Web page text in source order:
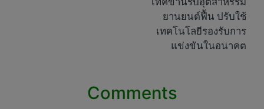
ยานยนต์ฟื้น ปรับใช้
เทคโนโลยีรองรับการ
แข่งขันในอนาคต
Comments